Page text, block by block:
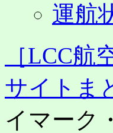
運航
［LCC
サイトま
イマーク